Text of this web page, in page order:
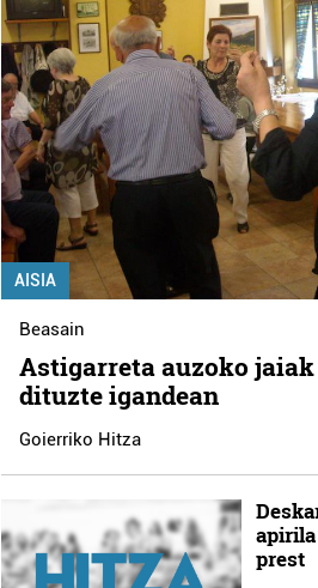
AISIA
Beasain
Astigarreta auzoko
dituzte igandean
Goierriko Hitza
prest